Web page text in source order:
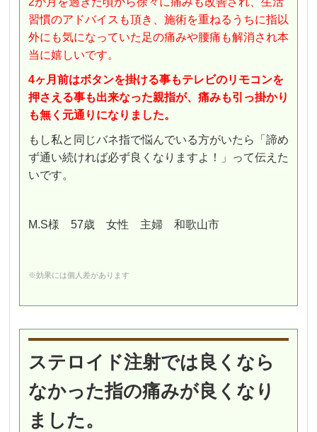
習慣のアドバイスも頂き、施術を重ねるうちに指以
外にも気になっていた足の痛みや腰痛も解消され本
当に嬉しいです。
4ヶ月前はボタンを掛ける事もテレビのリモコンを
押さえる事も出来なった親指が、痛みも引っ掛かり
も無く元通りになりました。
もし私と同じバネ指で悩んでいる方がいたら「諦め
ず通い続ければ必ず良くなりますよ！」って伝えた
いです。
M.S様 57歳 女性 主婦 和歌山市
※効果には個人差があります
ステロイド注射では良くなら
なかった指の痛みが良くなり
ました。